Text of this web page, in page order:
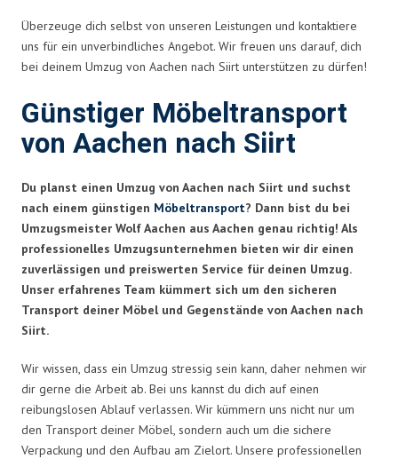
Überzeuge dich selbst von unseren Leistungen und kontaktiere
uns für ein unverbindliches Angebot. Wir freuen uns darauf, dich
bei deinem Umzug von Aachen nach Siirt unterstützen zu dürfen!
Günstiger Möbeltransport
von Aachen nach Siirt
Du planst einen Umzug von Aachen nach Siirt und suchst
nach einem günstigen Möbeltransport? Dann bist du bei
Umzugsmeister Wolf Aachen aus Aachen genau richtig! Als
professionelles Umzugsunternehmen bieten wir dir einen
zuverlässigen und preiswerten Service für deinen Umzug.
Unser erfahrenes Team kümmert sich um den sicheren
Transport deiner Möbel und Gegenstände von Aachen nach
Siirt.
Wir wissen, dass ein Umzug stressig sein kann, daher nehmen wir
dir gerne die Arbeit ab. Bei uns kannst du dich auf einen
reibungslosen Ablauf verlassen. Wir kümmern uns nicht nur um
den Transport deiner Möbel, sondern auch um die sichere
Verpackung und den Aufbau am Zielort. Unsere professionellen